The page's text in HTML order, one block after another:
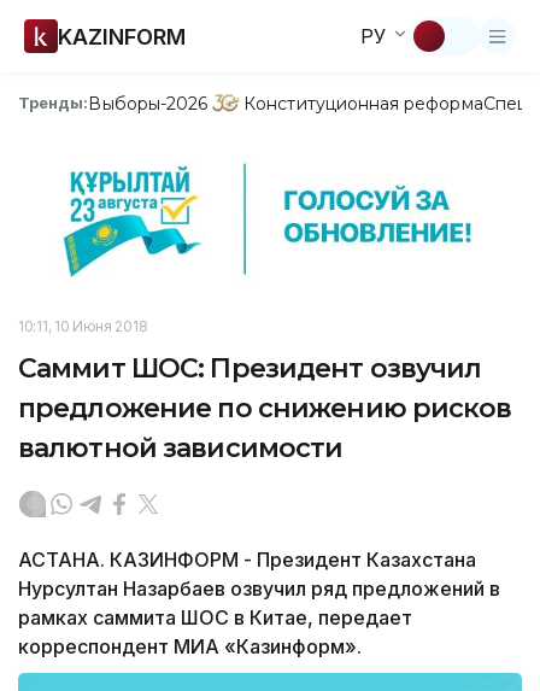
KAZINFORM РУ
Тренды:Выборы-2026 Конституционная реформа
10:11, 10 Июня 2018
Саммит ШОС: Президент озвучил
предложение по снижению рисков
валютной зависимости
АСТАНА. КАЗИНФОРМ - Президент Казахстана
Нурсултан Назарбаев озвучил ряд предложений в
рамках саммита ШОС в Китае, передает
корреспондент МИА «Казинформ».